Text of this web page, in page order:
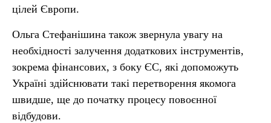
цілей Європи.
Ольга Стефанішина також звернула увагу на
необхідності залучення додаткових інструментів,
зокрема фінансових, з боку ЄС, які допоможуть
Україні здійснювати такі перетворення якомога
швидше, ще до початку процесу повоєнної
відбудови.